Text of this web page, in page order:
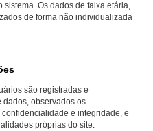
Os dados de faixa etária,
de forma não individualizada
são registradas e
dados, observados os
e integridade, e
próprias do site.